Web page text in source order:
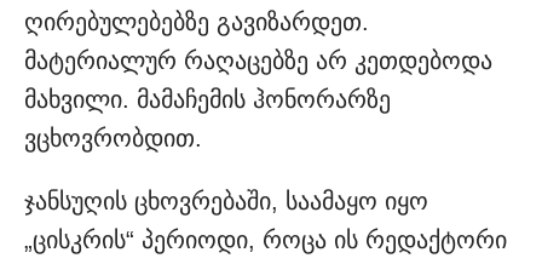
ღირებულებებზე გავიზარდეთ.
მატერიალურ რაღაცებზე არ კეთდებოდა
მახვილი. მამაჩემის ჰონორარზე
ვცხოვრობდით.
ჯანსუღის ცხოვრებაში, საამაყო იყო
„ცისკრის“ პერიოდი, როცა ის რედაქტორი